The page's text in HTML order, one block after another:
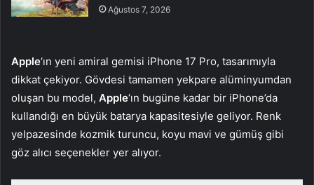
Ağustos 7, 2026
Apple‘ın yeni amiral gemisi iPhone 17 Pro, tasarımıyla
dikkat çekiyor. Gövdesi tamamen yekpare alüminyumdan
oluşan bu model, Apple‘ın bugüne kadar bir iPhone’da
kullandığı en büyük batarya kapasitesiyle geliyor. Renk
yelpazesinde kozmik turuncu, koyu mavi ve gümüş gibi
göz alıcı seçenekler yer alıyor.